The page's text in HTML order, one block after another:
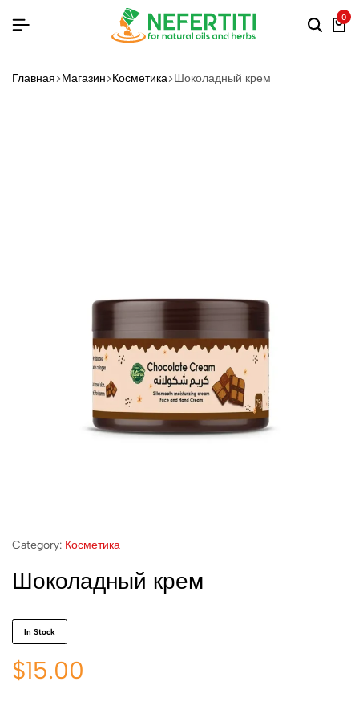
0
Главная Магазин Косметика Шоколадный крем
Category: Косметика
Шоколадный крем
In Stock
$15.00